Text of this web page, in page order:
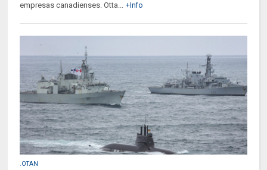
empresas canadienses. Otta... +Info
.OTAN